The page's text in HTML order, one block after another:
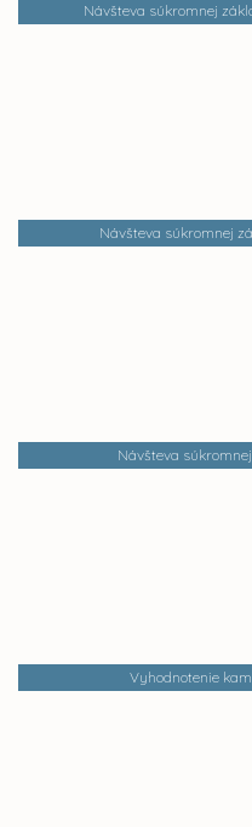
Návšteva súkromnej
Návšteva súkromnej
Návšteva
Vyhodnotenie